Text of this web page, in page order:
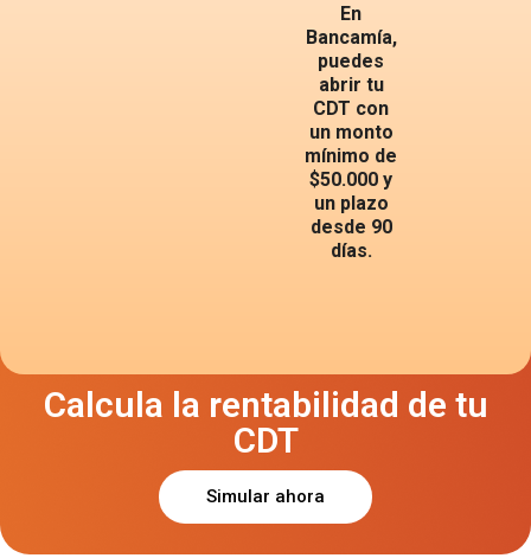
En
Bancamía,
puedes
abrir tu
CDT con
un monto
mínimo de
$50.000 y
un plazo
desde 90
días.
Calcula la rentabilidad de tu
CDT
Simular ahora